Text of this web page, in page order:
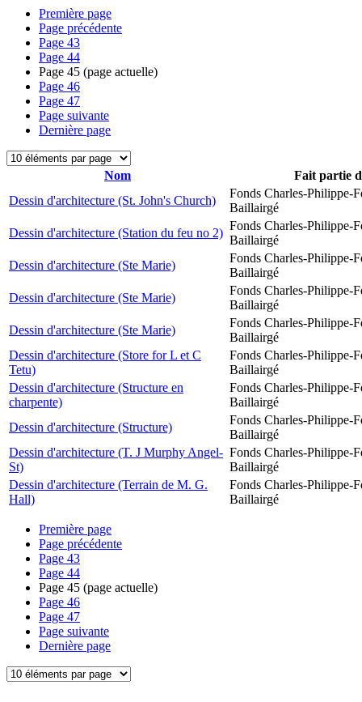
Première page
Page précédente
Page 43
Page 44
Page 45 (page actuelle)
Page 46
Page 47
Page suivante
Dernière page
Nom
Fait partie
Dessin d'architecture (St. John's Church)
Fonds Charles-Philippe-
Baillairgé
Dessin d'architecture (Station du feu no 2)
Fonds Charles-Philippe-
Baillairgé
Dessin d'architecture (Ste Marie)
Fonds Charles-Philippe-
Baillairgé
Dessin d'architecture (Ste Marie)
Fonds Charles-Philippe-
Baillairgé
Dessin d'architecture (Ste Marie)
Fonds Charles-Philippe-
Baillairgé
Dessin d'architecture (Store for L et C
Tetu)
Fonds Charles-Philippe-
Baillairgé
Dessin d'architecture (Structure en
charpente)
Fonds Charles-Philippe-
Baillairgé
Dessin d'architecture (Structure)
Fonds Charles-Philippe-
Baillairgé
Dessin d'architecture (T. J Murphy Angel-
St)
Fonds Charles-Philippe-
Baillairgé
Dessin d'architecture (Terrain de M. G.
Hall)
Fonds Charles-Philippe-
Baillairgé
Première page
Page précédente
Page 43
Page 44
Page 45 (page actuelle)
Page 46
Page 47
Page suivante
Dernière page